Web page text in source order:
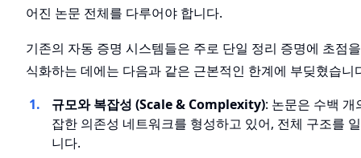
어진 논문 전체를 다루어야 합니다.
기존의 자동 증명 시스템들은 주로 단일 정리 증명에 초점
식화하는 데에는 다음과 같은 근본적인 한계에 부딪혔습니
규모와 복잡성 (Scale & Complexity): 논문은 수백
잡한 의존성 네트워크를 형성하고 있어, 전체 구조를
니다.